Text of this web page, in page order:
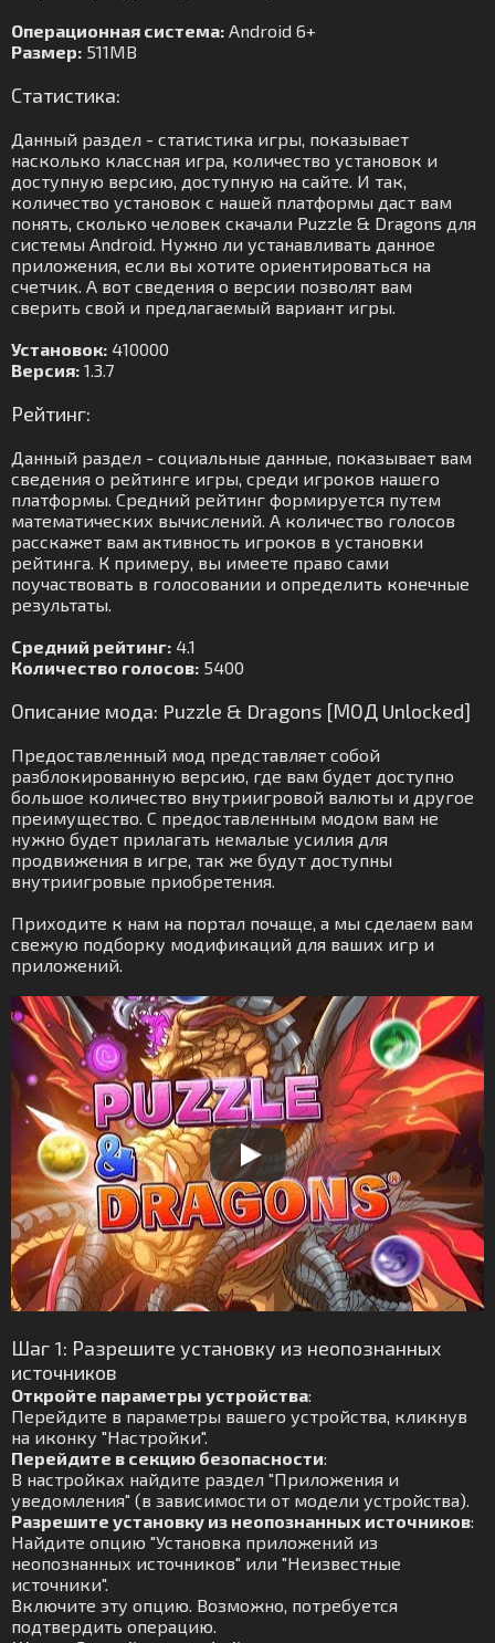
Операционная система: Android 6+
Размер: 511MB
Статистика:
Данный раздел - статистика игры, показывает
насколько классная игра, количество установок и
доступную версию, доступную на сайте. И так,
количество установок с нашей платформы даст вам
понять, сколько человек скачали Puzzle & Dragons для
системы Android. Нужно ли устанавливать данное
приложения, если вы хотите ориентироваться на
счетчик. А вот сведения о версии позволят вам
сверить свой и предлагаемый вариант игры.
Установок: 410000
Версия: 1.3.7
Рейтинг:
Данный раздел - социальные данные, показывает вам
сведения о рейтинге игры, среди игроков нашего
платформы. Средний рейтинг формируется путем
математических вычислений. А количество голосов
расскажет вам активность игроков в установки
рейтинга. К примеру, вы имеете право сами
поучаствовать в голосовании и определить конечные
результаты.
Средний рейтинг: 4.1
Количество голосов: 5400
Описание мода: Puzzle & Dragons [МОД Unlocked]
Предоставленный мод представляет собой
разблокированную версию, где вам будет доступно
большое количество внутриигровой валюты и другое
преимущество. С предоставленным модом вам не
нужно будет прилагать немалые усилия для
продвижения в игре, так же будут доступны
внутриигровые приобретения.
Приходите к нам на портал почаще, а мы сделаем вам
свежую подборку модификаций для ваших игр и
приложений.
Шаг 1: Разрешите установку из неопознанных
источников
Откройте параметры устройства:
Перейдите в параметры вашего устройства, кликнув
на иконку "Настройки".
Перейдите в секцию безопасности:
В настройках найдите раздел "Приложения и
уведомления" (в зависимости от модели устройства).
Разрешите установку из неопознанных источников:
Найдите опцию "Установка приложений из
неопознанных источников" или "Неизвестные
источники".
Включите эту опцию. Возможно, потребуется
подтвердить операцию.